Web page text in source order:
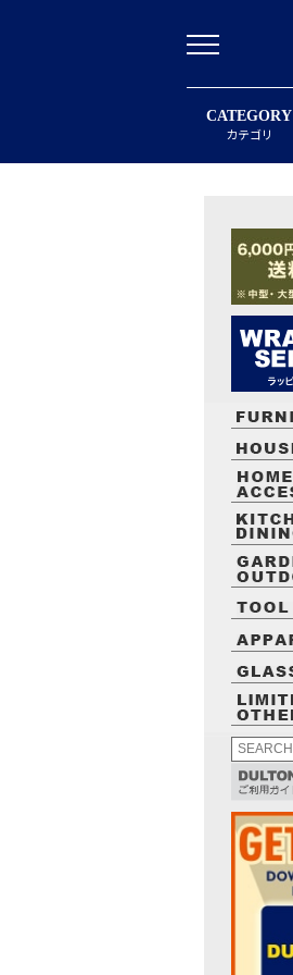
CATEGORY
カテゴリ